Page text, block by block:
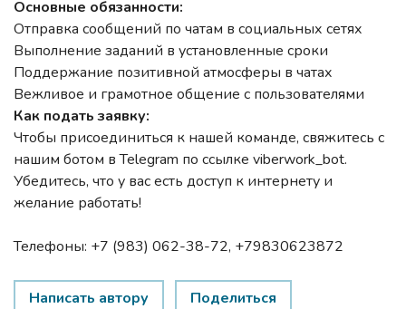
Основные обязанности:
Отправка сообщений по чатам в социальных сетях
Выполнение заданий в установленные сроки
Поддержание позитивной атмосферы в чатах
Вежливое и грамотное общение с пользователями
Как подать заявку:
Чтобы присоединиться к нашей команде, свяжитесь с
нашим ботом в Telegram по ссылке viberwork_bot.
Убедитесь, что у вас есть доступ к интернету и
желание работать!
Телефоны: +7 (983) 062-38-72, +79830623872
Написать автору Поделиться